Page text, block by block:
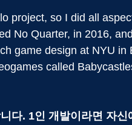
project, so I did all
No Quarter, in 2016,
game design at NYU
called
다. 1인 개발이라면 자